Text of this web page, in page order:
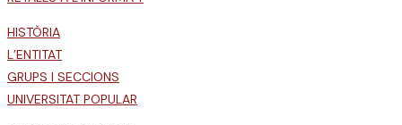
HISTÒRIA
L’ENTITAT
GRUPS I SECCIONS
UNIVERSITAT POPULAR